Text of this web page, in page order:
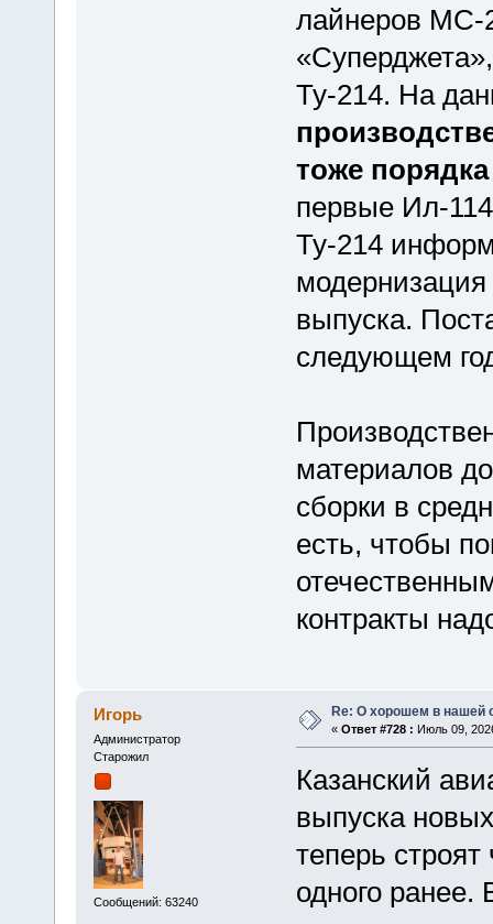
лайнеров МС-
Ту-214. На
тоже порядка
первые Ил-
Ту-214
выпуска.
следующем
материалов
сборки в
есть, чтобы
контракты
Игорь
Администратор
Старожил
Сообщений: 63240
Re: О хорошем в нашей
« Ответ #728 : Июль 09,
Казанский
выпуска
теперь
одного